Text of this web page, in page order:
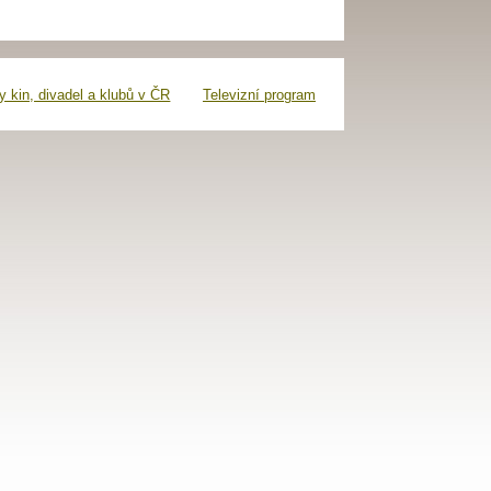
kin, divadel a klubů v ČR Televizní program